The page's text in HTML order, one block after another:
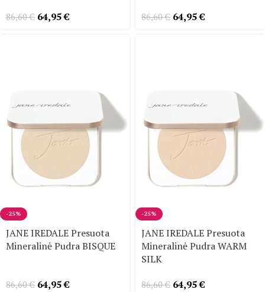
86,60€ 64,95€ 86,60€ 64,95€
-25%
JANE IREDALE Presuota
Mineralinė Pudra BISQUE
86,60€ 64,95€
-25%
JANE IREDALE Presuota
Mineralinė Pudra WARM
SILK
86,60€ 64,95€